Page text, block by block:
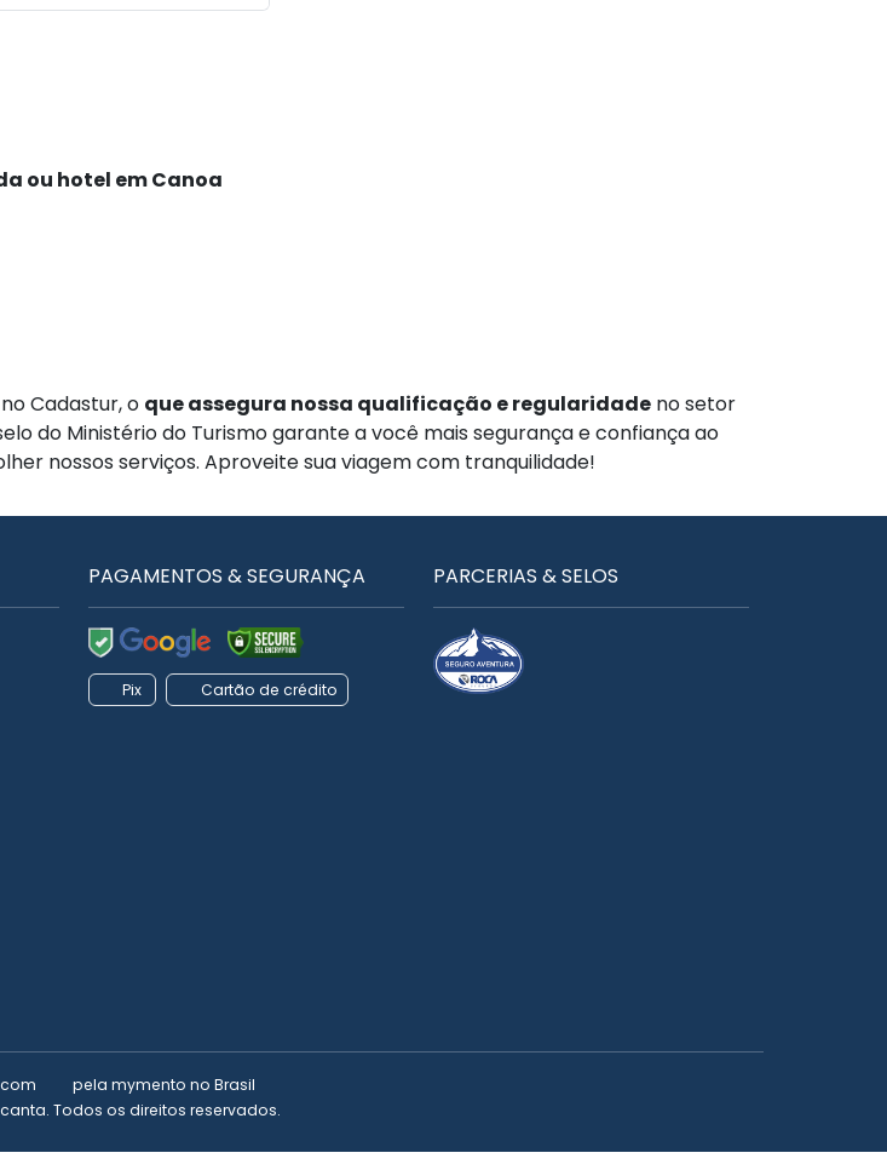
ou hotel em Canoa
Cadastur, o que assegura nossa qualificação e regularidade no setor
do Ministério do Turismo garante a você mais segurança e confiança ao
nossos serviços. Aproveite sua viagem com tranquilidade!
PAGAMENTOS & SEGURANÇA
Pix Cartão de crédito
PARCERIAS & SELOS
pela mymento no Brasil
Todos os direitos reservados.